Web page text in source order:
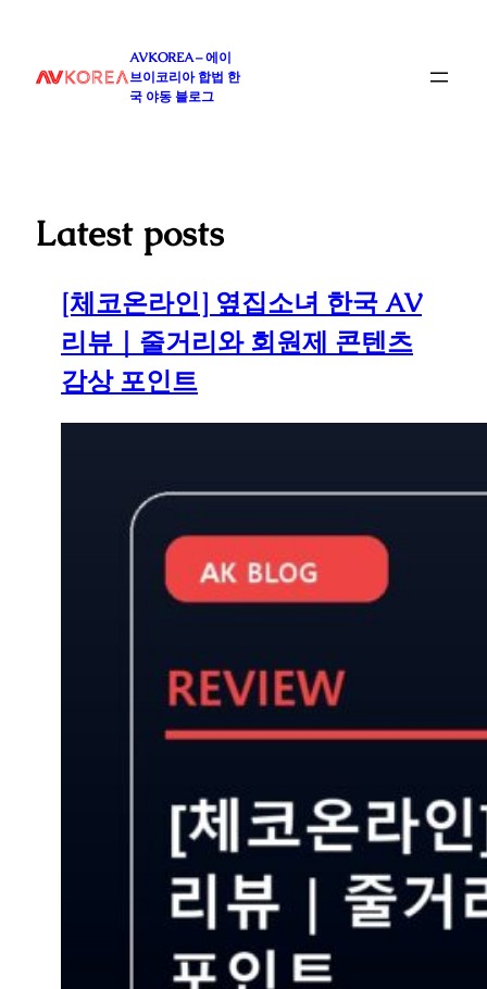
AVKOREA – 에이
브이코리아 합법 한
국 야동 블로그
Latest posts
[체코온라인] 옆집소녀 한국 AV
리뷰｜줄거리와 회원제 콘텐츠
감상 포인트